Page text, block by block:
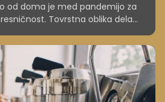
od doma je med pandemijo za
Tovrstna oblika dela
fleksibilnost glede kraja, kjer
Prav zato se je v zadnjem letu po
počitnic, na katere s seboj
delo oziroma tako imenovane
so prednosti in slabosti delovnih